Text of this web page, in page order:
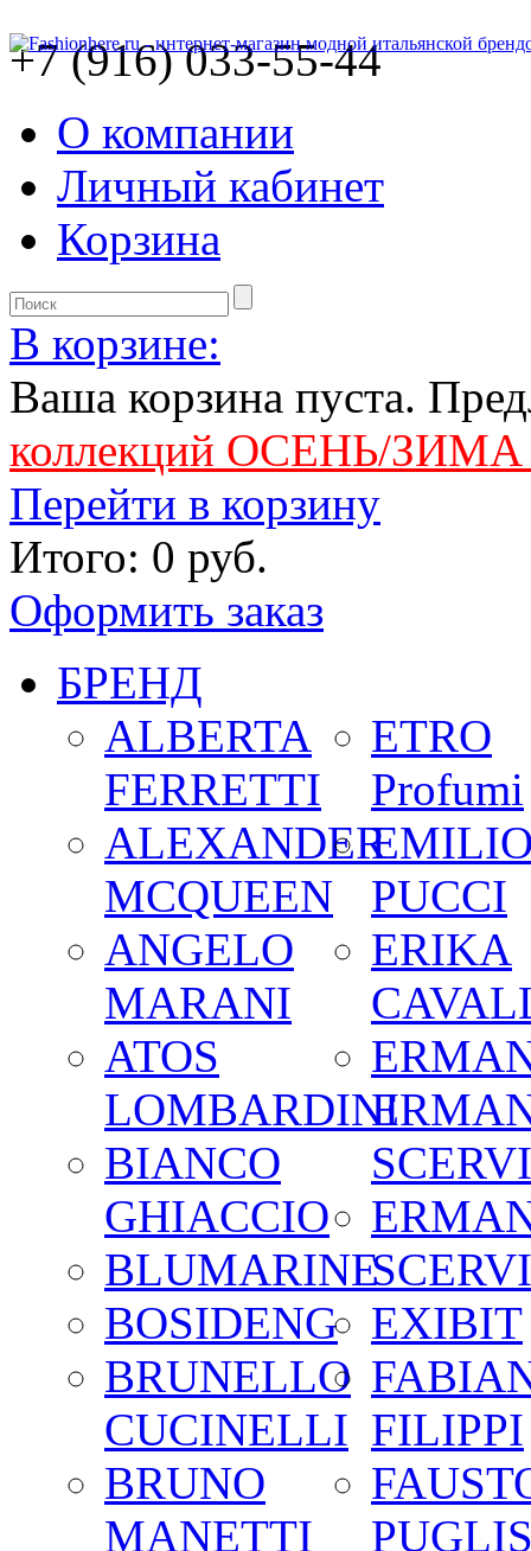
+7 (916) 033-55-44
О компании
Личный кабинет
Корзина
В корзине:
Ваша корзина пуста.
коллекций ОСЕНЬ/ЗИМА
Перейти в корзину
Итого: 0 руб.
Оформить заказ
БРЕНД
ALBERTA
FERRETTI
ALEXANDER
MCQUEEN
ANGELO
MARANI
ATOS
LOMBARDINI
BIANCO
GHIACCIO
BLUMARINE
BOSIDENG
BRUNELLO
CUCINELLI
BRUNO
MANETTI
ETRO
Profumi
PUCCI
ERIKA
EXIBIT
FILIPPI